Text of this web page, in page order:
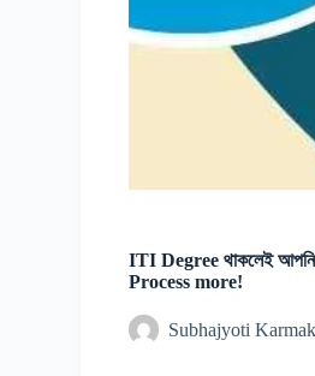
ITI Degree থাকলেই
Process more!
Subhajyoti